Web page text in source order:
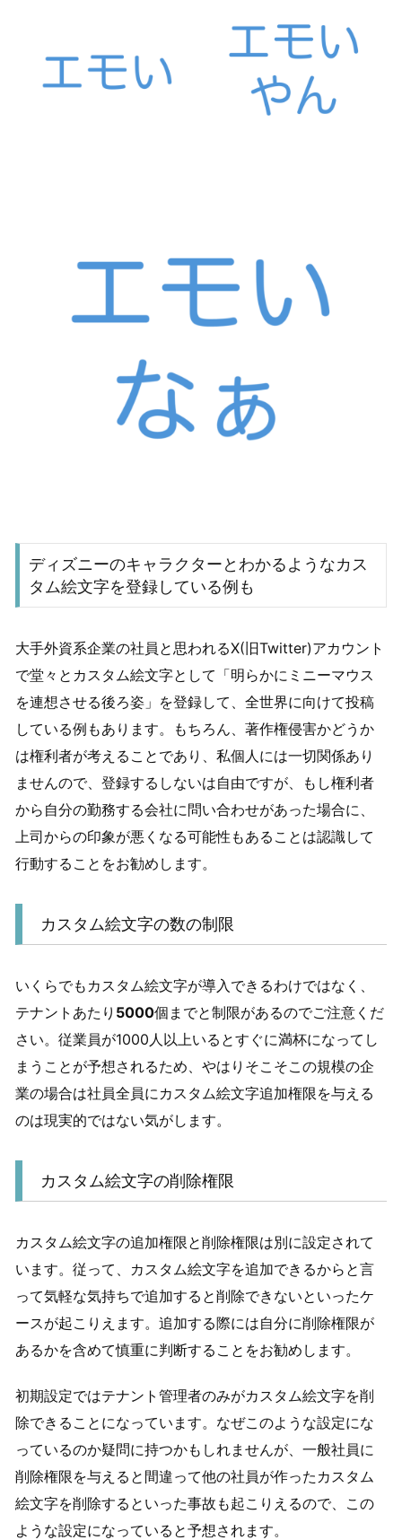
ディズニーのキャラクターとわかるようなカス
タム絵文字を登録している例も
大手外資系企業の社員と思われるX(旧Twitter)アカウント
で堂々とカスタム絵文字として「明らかにミニーマウス
を連想させる後ろ姿」を登録して、全世界に向けて投稿
している例もあります。もちろん、著作権侵害かどうか
は権利者が考えることであり、私個人には一切関係あり
ませんので、登録するしないは自由ですが、もし権利者
から自分の勤務する会社に問い合わせがあった場合に、
上司からの印象が悪くなる可能性もあることは認識して
行動することをお勧めします。
カスタム絵文字の数の制限
いくらでもカスタム絵文字が導入できるわけではなく、
テナントあたり 5000個までと制限があるのでご注意くだ
さい。従業員が1000人以上いるとすぐに満杯になってし
まうことが予想されるため、やはりそこそこの規模の企
業の場合は社員全員にカスタム絵文字追加権限を与える
のは現実的ではない気がします。
カスタム絵文字の削除権限
カスタム絵文字の追加権限と削除権限は別に設定されて
います。従って、カスタム絵文字を追加できるからと言
って気軽な気持ちで追加すると削除できないといったケ
ースが起こりえます。追加する際には自分に削除権限が
あるかを含めて慎重に判断することをお勧めします。
初期設定ではテナント管理者のみがカスタム絵文字を削
除できることになっています。なぜこのような設定にな
っているのか疑問に持つかもしれませんが、一般社員に
削除権限を与えると間違って他の社員が作ったカスタム
絵文字を削除するといった事故も起こりえるので、この
ような設定になっていると予想されます。